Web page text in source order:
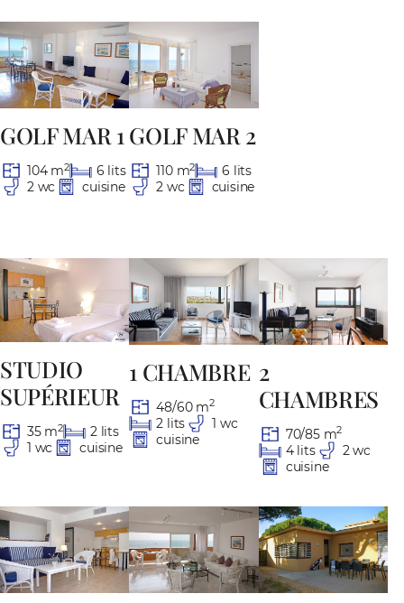
GOLF MAR 1
104 m2
6 lits
2 wc
cuisine
GOLF MAR 2
110 m2
6 lits
2 wc
cuisine
STUDIO
SUPÉRIEUR
35 m2
2 lits
1 wc
cuisine
1 CHAMBRE
48/60 m2
2 lits
1 wc
cuisine
2
CHAMBRES
70/85 m2
4 lits
2 wc
cuisine